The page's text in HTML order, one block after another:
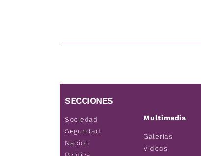
SECCIONES
Sociedad
Seguridad
Nación
Multimedia
Galerías
Videos